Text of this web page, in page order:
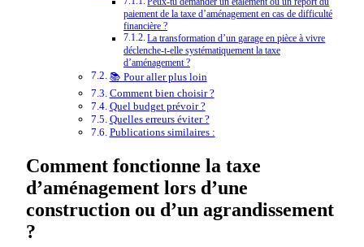
paiement de la taxe d’aménagement en cas de difficulté
financière ?
La transformation d’un garage en pièce à vivre
déclenche-t-elle systématiquement la taxe
d’aménagement ?
📚 Pour aller plus loin
Comment bien choisir ?
Quel budget prévoir ?
Quelles erreurs éviter ?
Publications similaires :
Comment fonctionne la taxe
d’aménagement lors d’une
construction ou d’un agrandissement
?